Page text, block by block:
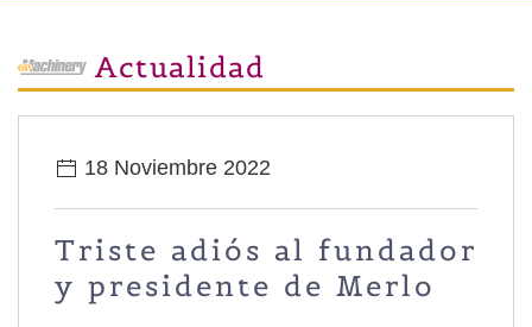
Actualidad
18 Noviembre 2022
Triste adiós al fundador
y presidente de Merlo